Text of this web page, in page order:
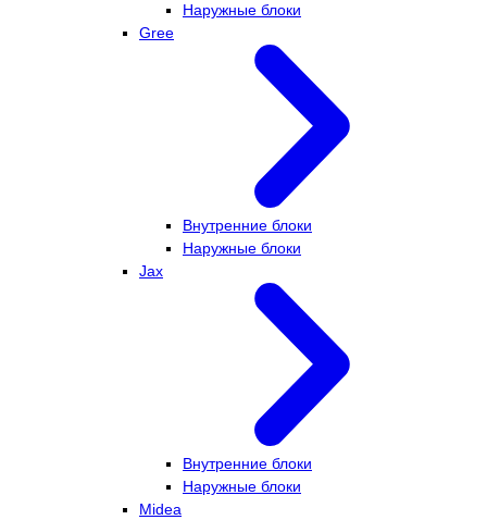
Наружные блоки
Gree
Внутренние блоки
Наружные блоки
Jax
Внутренние блоки
Наружные блоки
Midea